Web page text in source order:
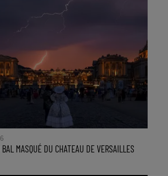
MASQUÉ DU CHATEAU DE VERSAILLES